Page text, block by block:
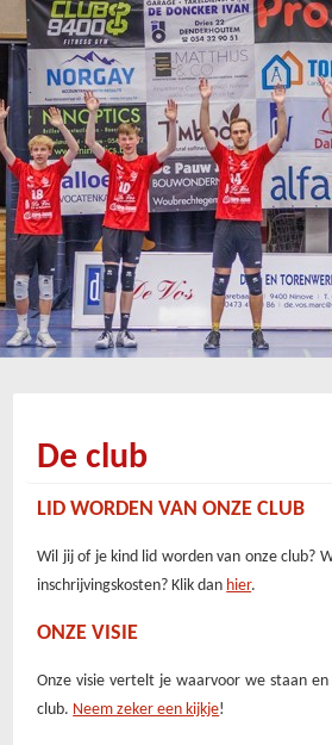
De club
LID WORDEN VAN ONZE CLUB
Wil jij of je kind lid worden van onze club?
inschrijvingskosten? Klik dan hier.
ONZE VISIE
Onze visie vertelt je waarvoor we staan
club. Neem zeker een kijkje!